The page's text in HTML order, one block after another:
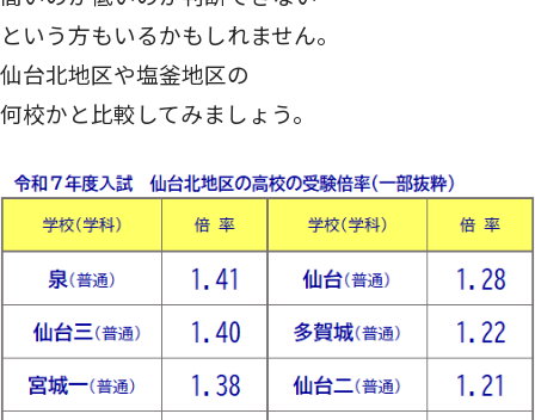
という方もいるかもしれません。
仙台北地区や塩釜地区の
何校かと比較してみましょう。